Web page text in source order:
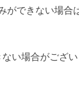
ができない場合
い場合がござい